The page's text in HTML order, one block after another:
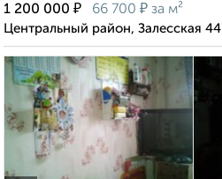
1 200 000 ₽ 66 700 ₽ за м²
Центральный район, Залесская 44